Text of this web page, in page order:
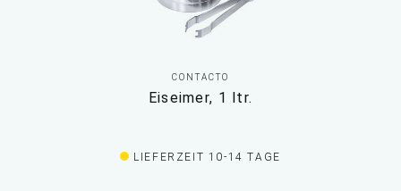
CONTACTO
Eiseimer, 1 ltr.
LIEFERZEIT 10-14 TAGE